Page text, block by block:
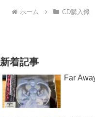
ホーム CD購入録
新着記事
Far